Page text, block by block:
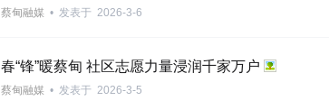
蔡甸融媒 • 发表于 2026-3-6
春“锋”暖蔡甸 社区志愿力量浸润千家万户
蔡甸融媒 • 发表于 2026-3-5